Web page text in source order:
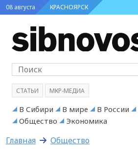
08 августа КРАСНОЯРСК
СТАТЬИ МКР-МЕДИА
В Сибири В мире В России
Общество
Экономика
Главная Общество